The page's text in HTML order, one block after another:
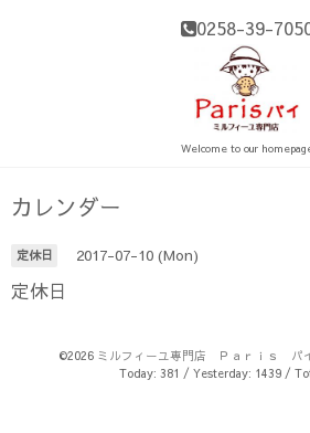
0258-39-
Welcome to our
カレンダー
定休日 2017-07-10 (Mon)
定休日
©2026 ミルフィーユ専門店 Ｐａｒｉｓ パ
Today: 381 / Yesterday: 1439/